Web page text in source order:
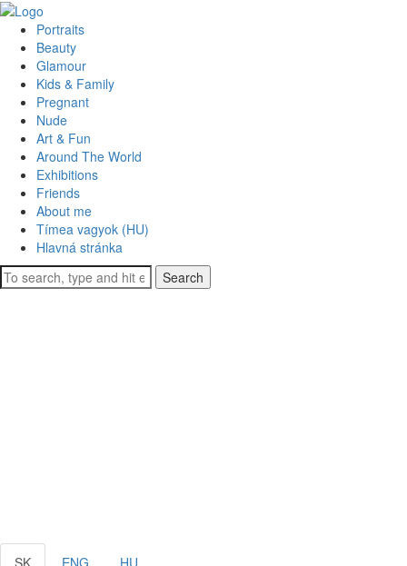
Portraits
Beauty
Glamour
Kids & Family
Pregnant
Nude
Art & Fun
Around The World
Exhibitions
Friends
About me
Tímea vagyok (HU)
Hlavná stránka
Search